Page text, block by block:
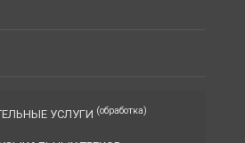
УСЛУГИ (обработка)